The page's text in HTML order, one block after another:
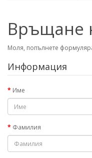
Връщане
Моля, попълнете
Информация
Име
Фамилия